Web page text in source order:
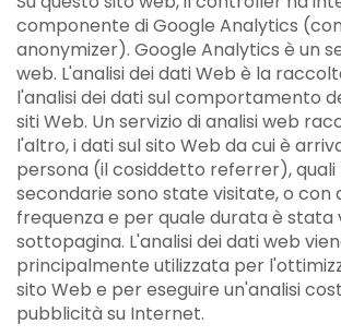
componente di Google Analytics
anonymizer). Google Analytics è un
web. L'analisi dei dati Web è la
l'analisi dei dati sul comportamento
siti Web. Un servizio di analisi web
l'altro, i dati sul sito Web da cui è
persona (il cosiddetto referrer), quali
secondarie sono state visitate, o con
frequenza e per quale durata è stata
sottopagina. L'analisi dei dati web
principalmente utilizzata per
sito Web e per eseguire un'analisi
pubblicità su Internet.